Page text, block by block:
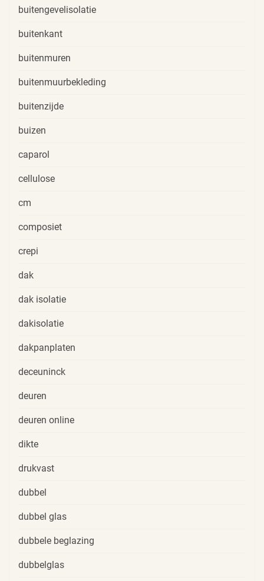
buitengevelisolatie
buitenkant
buitenmuren
buitenmuurbekleding
buitenzijde
buizen
caparol
cellulose
cm
composiet
crepi
dak
dak isolatie
dakisolatie
dakpanplaten
deceuninck
deuren
deuren online
dikte
drukvast
dubbel
dubbel glas
dubbele beglazing
dubbelglas